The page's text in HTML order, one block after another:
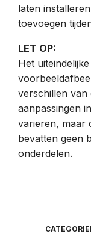
laten
toevoegen
LET OP:
Het
verschillen van
aanpassingen
variëren, maar
bevatten geen
onderdelen.